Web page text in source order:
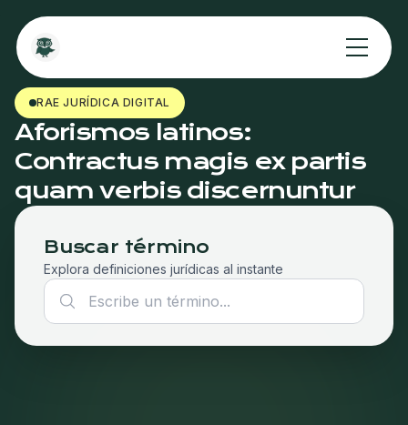
RAE JURÍDICA DIGITAL
Aforismos latinos:
Contractus magis ex partis
quam verbis discernuntur
Buscar término
Explora definiciones jurídicas al instante